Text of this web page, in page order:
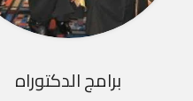
برامج الدكتوراه